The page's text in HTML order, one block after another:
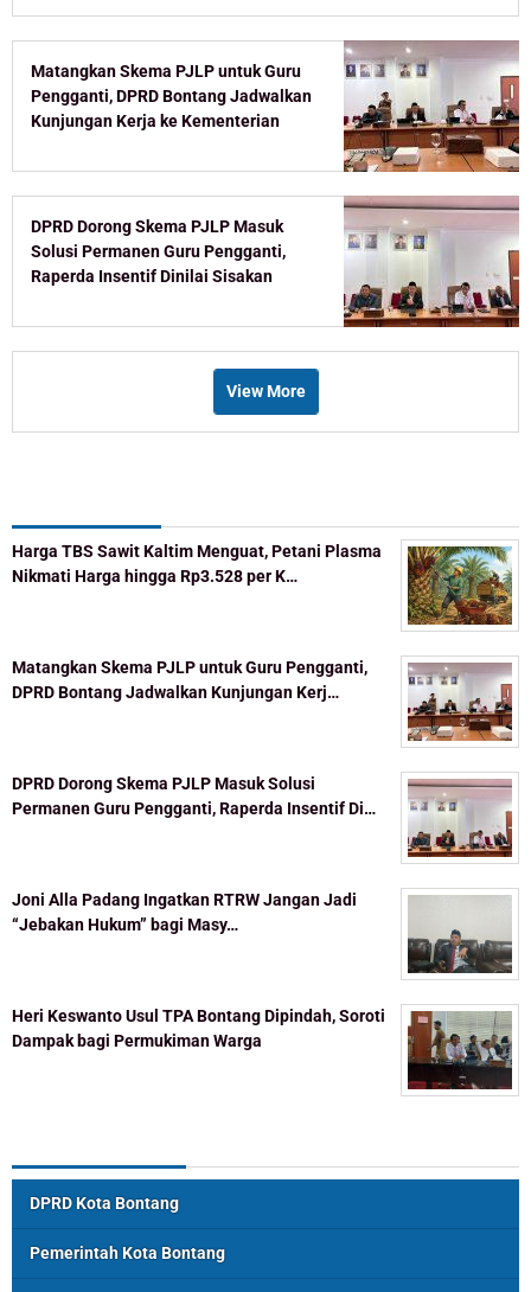
Matangkan Skema PJLP untuk Guru
Pengganti, DPRD Bontang Jadwalkan
Kunjungan Kerja ke Kementerian
DPRD Dorong Skema PJLP Masuk
Solusi Permanen Guru Pengganti,
Raperda Insentif Dinilai Sisakan
View More
Harga TBS Sawit Kaltim Menguat, Petani Plasma
Nikmati Harga hingga Rp3.528 per K…
Matangkan Skema PJLP untuk Guru Pengganti,
DPRD Bontang Jadwalkan Kunjungan Kerj…
DPRD Dorong Skema PJLP Masuk Solusi
Permanen Guru Pengganti, Raperda Insentif Di…
Joni Alla Padang Ingatkan RTRW Jangan Jadi
“Jebakan Hukum” bagi Masy…
Heri Keswanto Usul TPA Bontang Dipindah, Soroti
Dampak bagi Permukiman Warga
DPRD Kota Bontang
Pemerintah Kota Bontang